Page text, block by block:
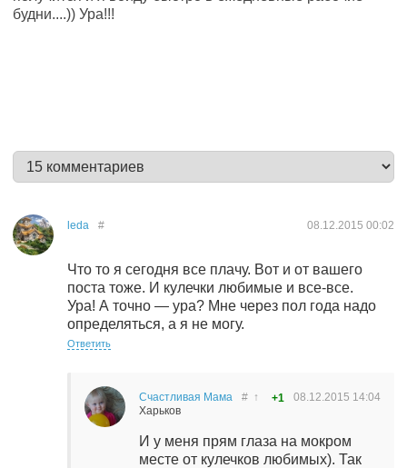
будни....)) Ура!!!
leda 08.12.2015 00:02
#
Что то я сегодня все плачу. Вот и от вашего
поста тоже. И кулечки любимые и все-все.
Ура! А точно — ура? Мне через пол года надо
определяться, а я не могу.
Ответить
Счастливая Мама
Харьков
08.12.2015 14:04
# ↑ +1
И у меня прям глаза на мокром
месте от кулечков любимых). Так